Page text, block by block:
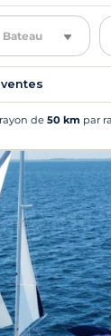
Bateau
de 50 km par